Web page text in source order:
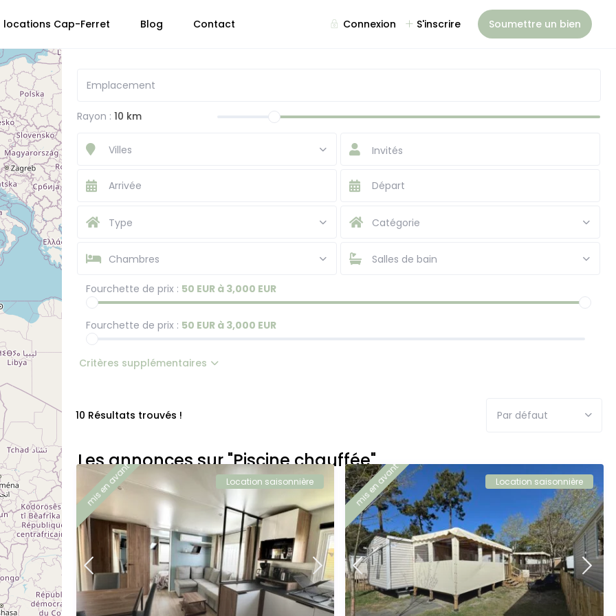
locations Cap-Ferret Blog Contact Connexion S'inscrire Soumettre un bien
Rayon :10 km
Villes Invités
Type Catégorie
Chambres Salles de bain
Fourchette de prix : 50 EUR à 3,000 EUR
Fourchette de prix : 50 EUR à 3,000 EUR
Critères supplémentaires
10 Résultats trouvés ! Par défaut
Les annonces sur "Piscine chauffée"
mis en avant Location saisonnière mis en avant Location saisonnière